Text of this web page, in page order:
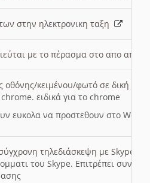
στην ηλεκτρονικη ταξη
με το πέρασμα στο απο
οθόνης/κειμένου/φωτό σε δική
ειδικά για το chrome
ευκολα να προστεθουν στο Word
τηλεδιάσκεψη με Skype
του Skype. Επιτρέπει